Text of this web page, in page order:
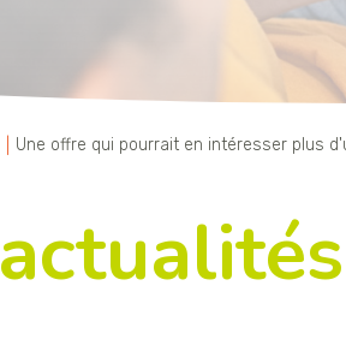
Une offre qui pourrait en intéresser plus
actualités